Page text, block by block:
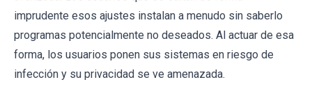
imprudente esos ajustes instalan a menudo sin saberlo
programas potencialmente no deseados. Al actuar de esa
forma, los usuarios ponen sus sistemas en riesgo de
infección y su privacidad se ve amenazada.